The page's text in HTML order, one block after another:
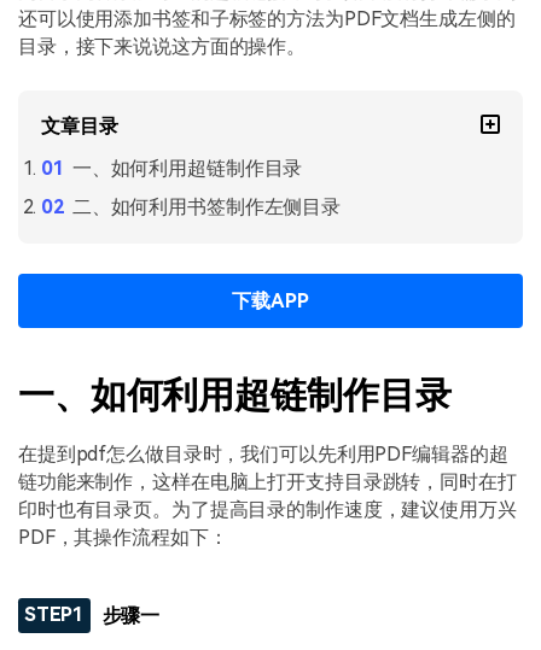
万兴PDF SDK
PDF签名
PDF OCR
更新日志
下载中心
产品资讯
01.热门软件
02.转换PDF
查看更多 >
还可以使用添加书签和子标签的方法为PDF文档生成左侧的
目录，接下来说说这方面的操作。
文章目录
一、如何利用超链制作目录
二、如何利用书签制作左侧目录
下载APP
一、如何利用超链制作目录
在提到pdf怎么做目录时，我们可以先利用PDF编辑器的超
链功能来制作，这样在电脑上打开支持目录跳转，同时在打
印时也有目录页。为了提高目录的制作速度，建议使用万兴
PDF，其操作流程如下：
STEP1 步骤一